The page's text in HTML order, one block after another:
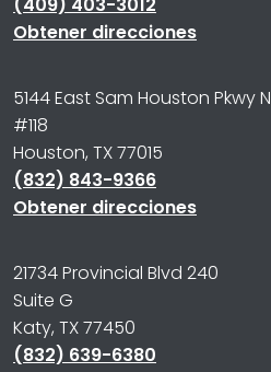
Obtener direcciones
5144 East Sam Houston Pkwy N
#118
Houston, TX 77015
(832) 843-9366
Obtener direcciones
21734 Provincial Blvd 240
Suite G
Katy, TX 77450
(832) 639-6380